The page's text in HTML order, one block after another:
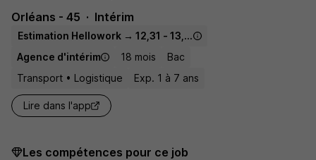
Orléans - 45 Intérim
Estimation Hellowork → 12,31 - 13,43 € / heure
Agence d'intérim
18 mois
Bac
Transport • Logistique
Exp. 1 à 7 ans
Lire dans l'app
Les compétences pour ce job